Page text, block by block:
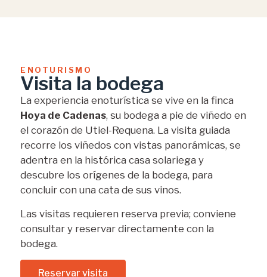
ENOTURISMO
Visita la bodega
La experiencia enoturística se vive en la finca
Hoya de Cadenas, su bodega a pie de viñedo en
el corazón de Utiel-Requena. La visita guiada
recorre los viñedos con vistas panorámicas, se
adentra en la histórica casa solariega y
descubre los orígenes de la bodega, para
concluir con una cata de sus vinos.
Las visitas requieren reserva previa; conviene
consultar y reservar directamente con la
bodega.
Reservar visita